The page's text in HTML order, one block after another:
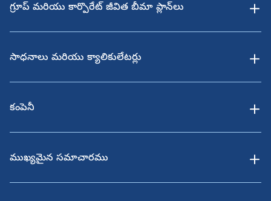
గ్రూప్ మరియు కార్పొరేట్ జీవిత బీమా ప్లాన్‌లు
సాధనాలు మరియు క్యాలికులేటర్లు
కంపెనీ
ముఖ్యమైన సమాచారము